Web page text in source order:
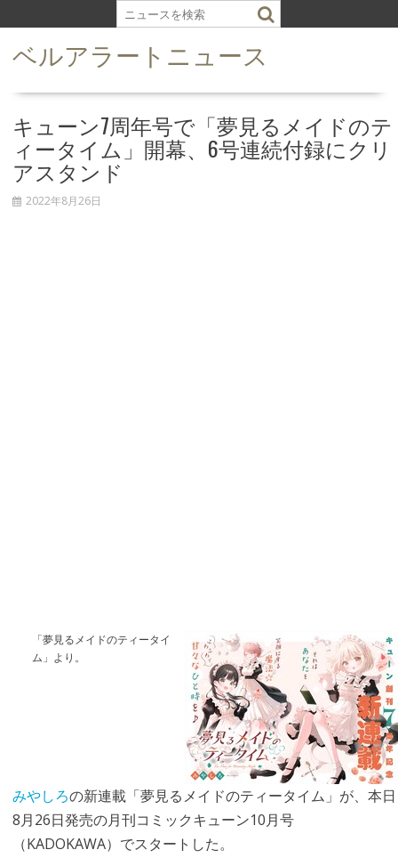
k
ベルアラートニュース
キューン7周年号で「夢見るメイドのテ
ィータイム」開幕、6号連続付録にクリ
アスタンド
2022年8月26日
「夢見るメイドのティータイ
ム」より。
みやしろの新連載「夢見るメイドのティータイム」が、本日
8月26日発売の月刊コミックキューン10月号
（KADOKAWA）でスタートした。